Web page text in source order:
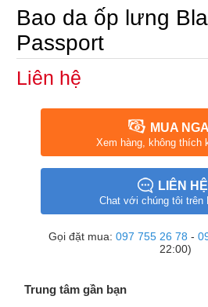
Bao da ốp lưng
Passport
Liên hệ
MUA
Xem hàng, không thích
LIÊN HỆ
Chat với chúng tôi trên
Gọi đặt mua: 097 755 26 78 -
22:00)
Trung tâm gần bạn